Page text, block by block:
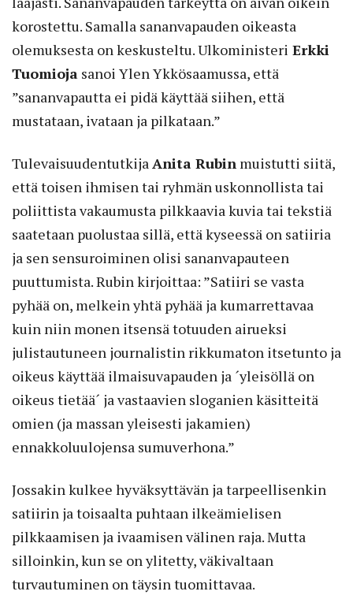
korostettu. Samalla sananvapauden oikeasta
olemuksesta on keskusteltu. Ulkoministeri Erkki
Tuomioja sanoi Ylen Ykkösaamussa, että
”sananvapautta ei pidä käyttää siihen, että
mustataan, ivataan ja pilkataan.”
TulevaisuudentutkijaAnita Rubin muistutti siitä,
että toisen ihmisen tai ryhmän uskonnollista tai
poliittista vakaumusta pilkkaavia kuvia tai tekstiä
saatetaan puolustaa sillä, että kyseessä on satiiria
ja sen sensuroiminen olisi sananvapauteen
puuttumista. Rubin kirjoittaa: ”Satiiri se vasta
pyhää on, melkein yhtä pyhää ja kumarrettavaa
kuin niin monen itsensä totuuden airueksi
julistautuneen journalistin rikkumaton itsetunto ja
oikeus käyttää ilmaisuvapauden ja ´yleisöllä on
oikeus tietää´ ja vastaavien sloganien käsitteitä
omien (ja massan yleisesti jakamien)
ennakkoluulojensa sumuverhona.”
Jossakin kulkee hyväksyttävän ja tarpeellisenkin
satiirin ja toisaalta puhtaan ilkeämielisen
pilkkaamisen ja ivaamisen välinen raja. Mutta
silloinkin, kun se on ylitetty, väkivaltaan
turvautuminen on täysin tuomittavaa.